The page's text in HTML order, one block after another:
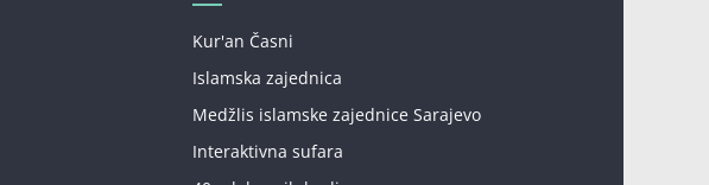
Kur'an Časni
Islamska zajednica
Medžlis islamske zajednice Sarajevo
Interaktivna sufara